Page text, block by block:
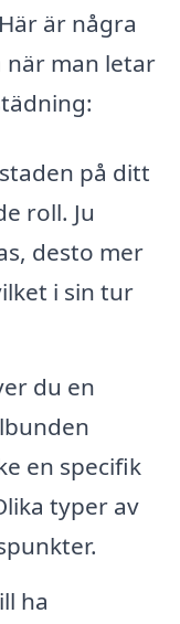
är några
man letar
på ditt
roll. Ju
desto mer
i sin tur
du en
en specifik
typer av
ha